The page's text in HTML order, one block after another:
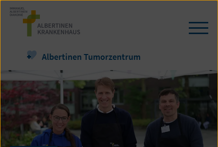
Zum
Seiteninhalt
springen
Albertinen Tumorzentrum